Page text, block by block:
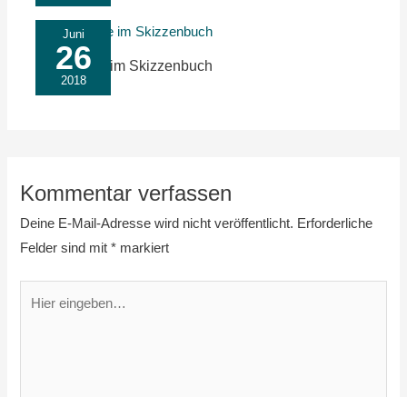
Juni
26
2018
Hiddensee im Skizzenbuch
Kommentar verfassen
Deine E-Mail-Adresse wird nicht veröffentlicht. Erforderliche
Felder sind mit* markiert